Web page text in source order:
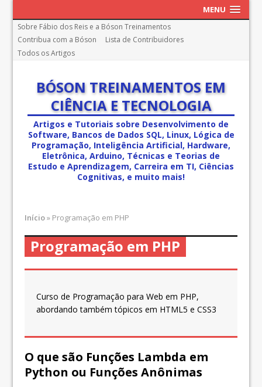
MENU
Sobre Fábio dos Reis e a Bóson Treinamentos
Contribua com a Bóson
Lista de Contribuidores
Todos os Artigos
BÓSON TREINAMENTOS EM
CIÊNCIA E TECNOLOGIA
Artigos e Tutoriais sobre Desenvolvimento de
Software, Bancos de Dados SQL, Linux, Lógica de
Programação, Inteligência Artificial, Hardware,
Eletrônica, Arduino, Técnicas e Teorias de
Estudo e Aprendizagem, Carreira em TI, Ciências
Cognitivas, e muito mais!
Início» Programação em PHP
Programação em PHP
Curso de Programação para Web em PHP,
abordando também tópicos em HTML5 e CSS3
O que são Funções Lambda em
Python ou Funções Anônimas